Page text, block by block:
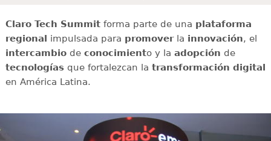
Claro Tech Summitforma parte de una plataforma
regional impulsada para promoverla innovación, el
intercambiode conocimiento y la adopción de
tecnologíasque fortalezcan la transformación digital
en América Latina.